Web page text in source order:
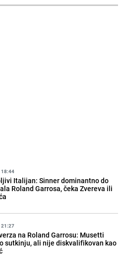
18:44
Italijan: Sinner dominantno do
Roland Garrosa, čeka Zvereva ili
21:27
na Roland Garrosu: Musetti
sutkinju, ali nije diskvalifikovan kao